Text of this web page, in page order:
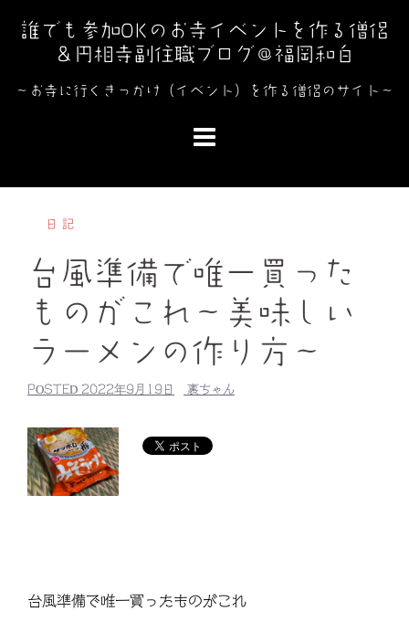
キ
誰でも参加OKのお寺イベントを作る僧侶
＆円相寺副住職ブログ＠福岡和白
～お寺に行くきっかけ（イベント）を作る僧侶のサイト～
日記
台風準備で唯一買った
ものがこれ〜美味しい
ラーメンの作り方〜
POSTED 2022年9月19日 裏ちゃん
台風準備で唯一買ったものがこれ